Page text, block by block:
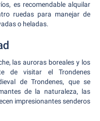
es recomendable alquilar
ruedas para manejar de
o heladas.
las auroras boreales y los
de visitar el Trondenes
de Trondenes, que se
de la naturaleza, las
impresionantes senderos